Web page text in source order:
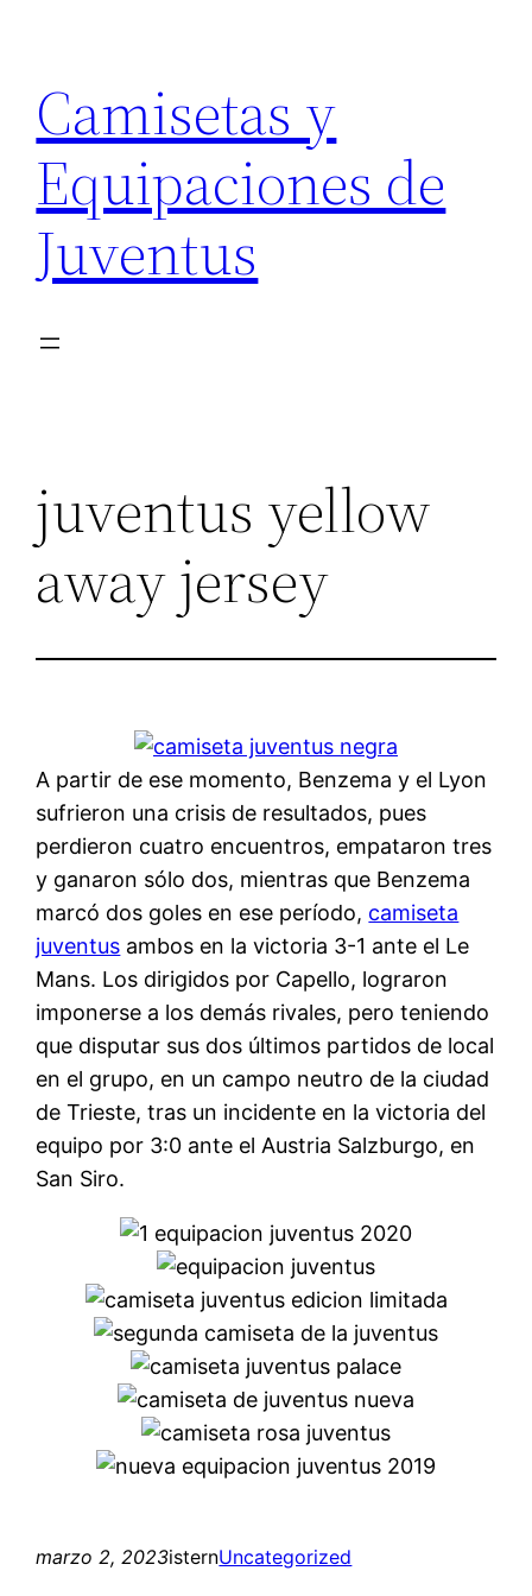
contenido
Camisetas y
Equipaciones de
Juventus
juventus yellow
away jersey
A partir de ese momento, Benzema y el Lyon
sufrieron una crisis de resultados, pues
perdieron cuatro encuentros, empataron tres
y ganaron sólo dos, mientras que Benzema
marcó dos goles en ese período, camiseta
juventus ambos en la victoria 3-1 ante el Le
Mans. Los dirigidos por Capello, lograron
imponerse a los demás rivales, pero teniendo
que disputar sus dos últimos partidos de local
en el grupo, en un campo neutro de la ciudad
de Trieste, tras un incidente en la victoria del
equipo por 3:0 ante el Austria Salzburgo, en
San Siro.
marzo 2, 2023isternUncategorized